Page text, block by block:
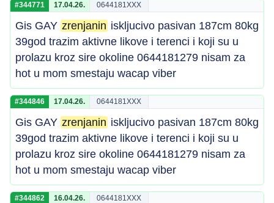
#344771 17.04.26. 0644181XXX
Gis GAY zrenjanin iskljucivo pasivan 187cm 80kg
39god trazim aktivne likove i terenci i koji su u
prolazu kroz sire okoline 0644181279 nisam za
hot u mom smestaju wacap viber
#344846 17.04.26. 0644181XXX
Gis GAY zrenjanin iskljucivo pasivan 187cm 80kg
39god trazim aktivne likove i terenci i koji su u
prolazu kroz sire okoline 0644181279 nisam za
hot u mom smestaju wacap viber
#344862 16.04.26. 0644181XXX